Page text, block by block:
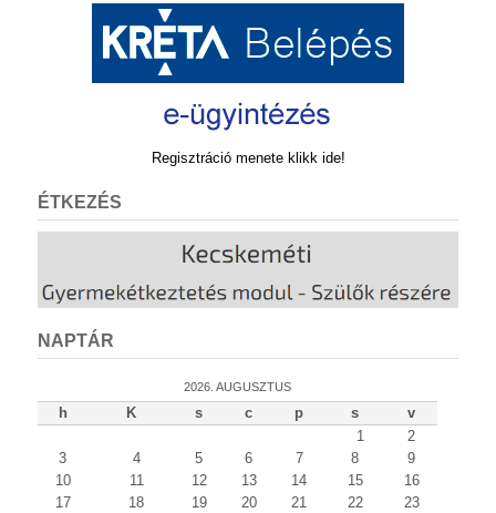
Regisztráció menete klikk ide!
ÉTKEZÉS
NAPTÁR
2026. AUGUSZTUS
h K s c p s
v
1
2
3
4 5 6 7 8
9
10
11 12 13 14 15
16
17
18 19 20 21 22
23